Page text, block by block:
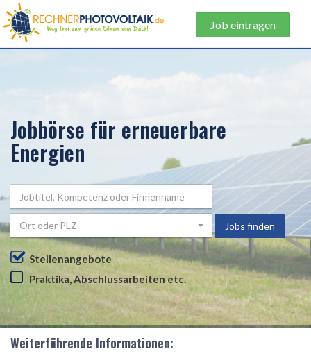
Job eintragen
Jobbörse für erneuerbare
Energien
Ort oder PLZ Jobs finden
Stellenangebote
Praktika, Abschlussarbeiten etc.
Weiterführende Informationen: